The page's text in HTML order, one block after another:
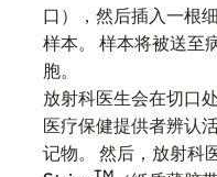
口），然后插入一根
样本。 样本将被送至
胞。
放射科医生会在切口
医疗保健提供者辨认
记物。 然后，放射科